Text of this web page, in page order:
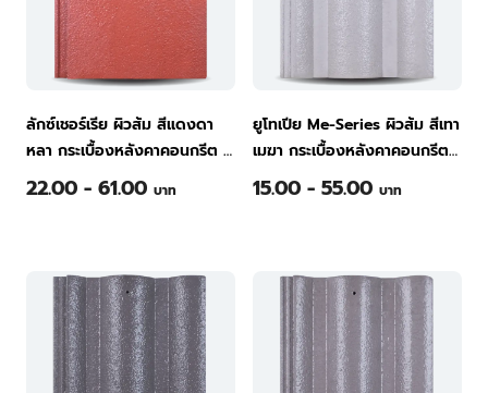
ลักซ์เชอร์เรีย ผิวส้ม สีแดงดา
หลา กระเบื้องหลังคาคอนกรีต ที
พีไอ Green
22.00 - 61.00 บาท
ยูโทเปีย Me-Series ผิวส้ม สีเทา
เมฆา กระเบื้องหลังคาคอนกรีต
ทีพีไอ Green
15.00 - 55.00 บาท